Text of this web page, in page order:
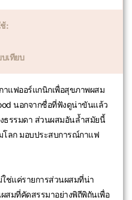
:
บเทียบ
แฟออร์แกนิกเพื่อสุขภาพผสม
นอกจากชื่อที่ฟังดูน่าขันแล้ว
งธรรมดา ส่วนผสมอันล้ำสมัยนี้
ลก มอบประสบการณ์กาแฟ
ใช่แค่รายการส่วนผสมที่น่า
สมที่คัดสรรมาอย่างพิถีพิถันเพื่อ